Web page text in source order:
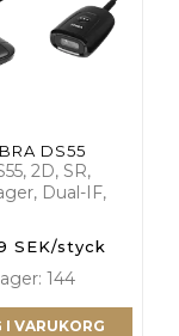
DS55
2D, SR,
Dual-IF,
SEK/styck
144
I VARUKORG